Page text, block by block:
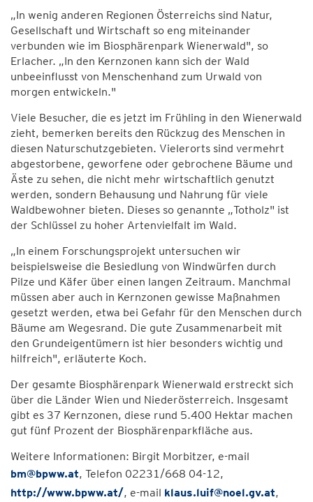
„In wenig anderen Regionen Österreichs sind Natur,
Gesellschaft und Wirtschaft so eng miteinander
verbunden wie im Biosphärenpark Wienerwald", so
Erlacher. „In den Kernzonen kann sich der Wald
unbeeinflusst von Menschenhand zum Urwald von
morgen entwickeln."
Viele Besucher, die es jetzt im Frühling in den Wienerwald
zieht, bemerken bereits den Rückzug des Menschen in
diesen Naturschutzgebieten. Vielerorts sind vermehrt
abgestorbene, geworfene oder gebrochene Bäume und
Äste zu sehen, die nicht mehr wirtschaftlich genutzt
werden, sondern Behausung und Nahrung für viele
Waldbewohner bieten. Dieses so genannte „Totholz" ist
der Schlüssel zu hoher Artenvielfalt im Wald.
„In einem Forschungsprojekt untersuchen wir
beispielsweise die Besiedlung von Windwürfen durch
Pilze und Käfer über einen langen Zeitraum. Manchmal
müssen aber auch in Kernzonen gewisse Maßnahmen
gesetzt werden, etwa bei Gefahr für den Menschen durch
Bäume am Wegesrand. Die gute Zusammenarbeit mit
den Grundeigentümern ist hier besonders wichtig und
hilfreich", erläuterte Koch.
Der gesamte Biosphärenpark Wienerwald erstreckt sich
über die Länder Wien und Niederösterreich. Insgesamt
gibt es 37 Kernzonen, diese rund 5.400 Hektar machen
gut fünf Prozent der Biosphärenparkfläche aus.
Weitere Informationen: Birgit Morbitzer, e-mail
bm@bpww.at, Telefon 02231/668 04-12,
http://www.bpww.at/, e-mail klaus.luif@noel.gv.at,